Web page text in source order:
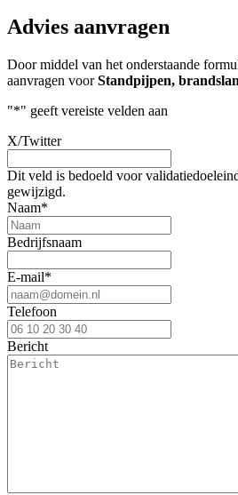
Advies aanvragen
Door middel van het onderstaande
aanvragen voorStandpijpen,
"*" geeft vereiste velden aan
X/Twitter
Dit veld is bedoeld voor
gewijzigd.
Naam*
Bedrijfsnaam
E-mail*
Telefoon
Bericht